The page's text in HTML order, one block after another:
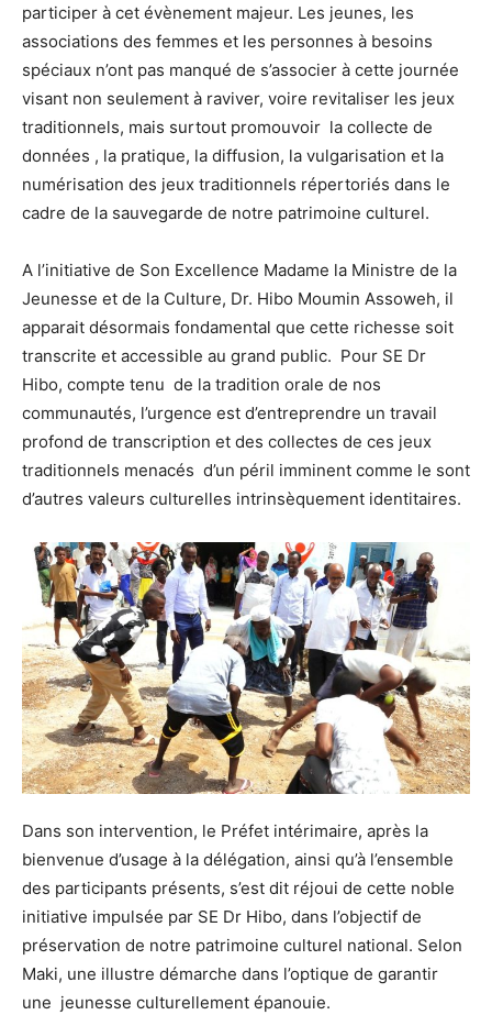
participer à cet évènement majeur. Les jeunes, les
associations des femmes et les personnes à besoins
spéciaux n’ont pas manqué de s’associer à cette journée
visant non seulement à raviver, voire revitaliser les jeux
traditionnels, mais surtout promouvoir la collecte de
données , la pratique, la diffusion, la vulgarisation et la
numérisation des jeux traditionnels répertoriés dans le
cadre de la sauvegarde de notre patrimoine culturel.
A l’initiative de Son Excellence Madame la Ministre de la
Jeunesse et de la Culture, Dr. Hibo Moumin Assoweh, il
apparait désormais fondamental que cette richesse soit
transcrite et accessible au grand public. Pour SE Dr
Hibo, compte tenu de la tradition orale de nos
communautés, l’urgence est d’entreprendre un travail
profond de transcription et des collectes de ces jeux
traditionnels menacés d’un péril imminent comme le sont
d’autres valeurs culturelles intrinsèquement identitaires.
Dans son intervention, le Préfet intérimaire, après la
bienvenue d’usage à la délégation, ainsi qu’à l’ensemble
des participants présents, s’est dit réjoui de cette noble
initiative impulsée par SE Dr Hibo, dans l’objectif de
préservation de notre patrimoine culturel national. Selon
Maki, une illustre démarche dans l’optique de garantir
une jeunesse culturellement épanouie.